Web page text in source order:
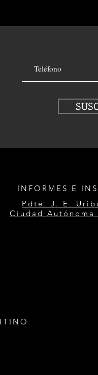
INFORMES E
Pdte. J. E.
Ciudad Autónoma